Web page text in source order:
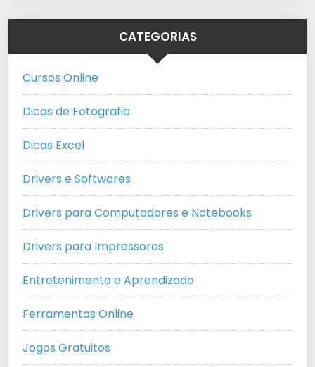
CATEGORIAS
Cursos Online
Dicas de Fotografia
Dicas Excel
Drivers e Softwares
Drivers para Computadores e Notebooks
Drivers para Impressoras
Entretenimento e Aprendizado
Ferramentas Online
Jogos Gratuitos